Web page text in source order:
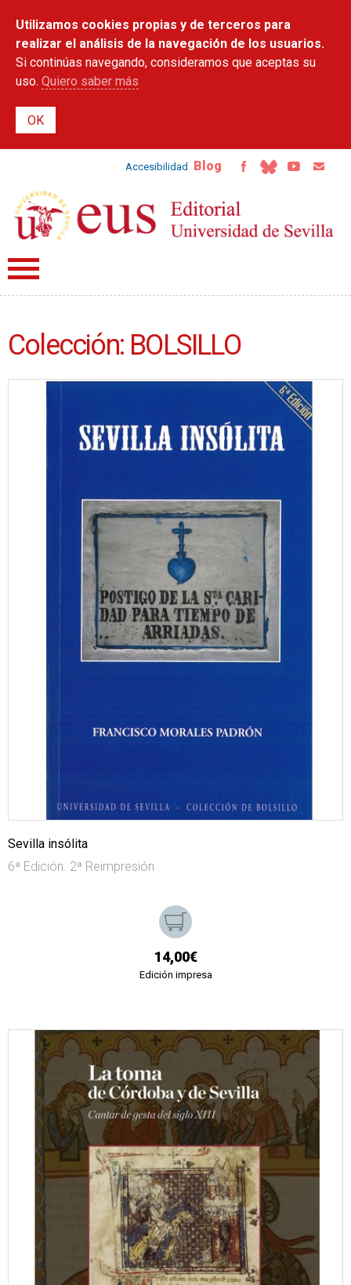
contenido
principal
Utilizamos cookies propias y de terceros para
realizar el análisis de la navegación de los usuarios.
Si continúas navegando, consideramos que aceptas su
uso. Quiero saber más
Accesibilidad Blog
Colección: BOLSILLO
Sevilla insólita
6ª Edición. 2ª Reimpresión
14,00€
Edición impresa